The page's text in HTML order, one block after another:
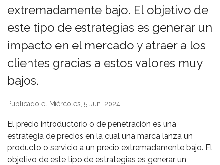
extremadamente bajo. El objetivo de
este tipo de estrategias es generar un
impacto en el mercado y atraer a los
clientes gracias a estos valores muy
bajos.
Publicado el Miércoles, 5 Jun. 2024
El precio introductorio o de penetración es una
estrategia de precios en la cual una marca lanza un
producto o servicio a un precio extremadamente bajo. El
objetivo de este tipo de estrategias es generar un